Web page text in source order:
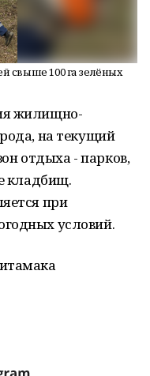
свыше 100 га зелёных
жилищно-
на текущий
отдыха - парков,
кладбищ.
при
условий.